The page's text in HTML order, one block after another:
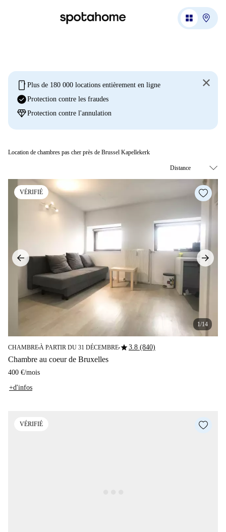
mobile Plus de 180 000 locations entièrement en ligne
check_circleProtection contre les fraudes
diamondProtection contre l'annulation
Location de chambres pas cher près de Brussel Kapellekerk
VÉRIFIÉ
1/14
CHAMBRE■À PARTIR DU 31 DÉCEMBRE■star3.8 (840)
Chambre au coeur de Bruxelles
400 €/mois
+d'infos
VÉRIFIÉ